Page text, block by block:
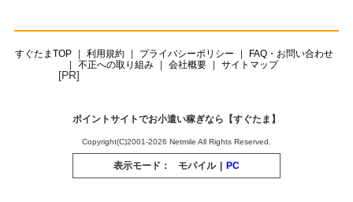
すぐたまTOP 利用規約 プライバシーポリシー
FAQ・お問い合わせ
不正への取り組み
会社概要 サイトマップ
[PR]
ポイントサイトでお小遣い稼ぎなら【すぐたま】
Copyright(C)2001-2026 Netmile All Rights Reserved.
表示モード： モバイル PC